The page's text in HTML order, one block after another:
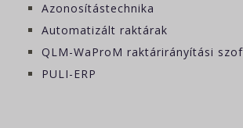
Azonosítástechnika
Automatizált raktárak
QLM-WaProM raktárirányítási
PULI-ERP